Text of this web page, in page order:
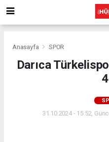
Anasayfa SPOR
Darıca
31.10.2024 - 15:52,